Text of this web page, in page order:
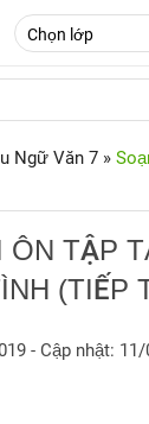
Ngữ Văn 7 »
ÔN TẬP
(TIẾP
- Cập nhật: